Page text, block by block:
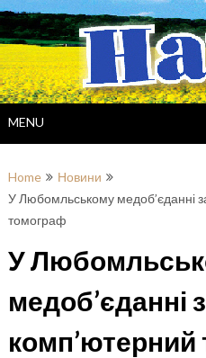
Skip
to
content
MENU
Home
Новини
У Любомльському медоб’єданні
томограф
У
медоб’єданні